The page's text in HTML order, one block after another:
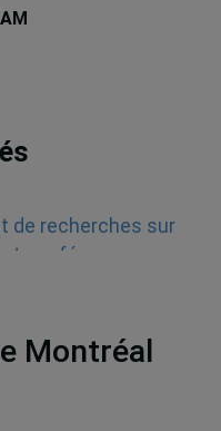
de recherches sur
conférences
Montréal